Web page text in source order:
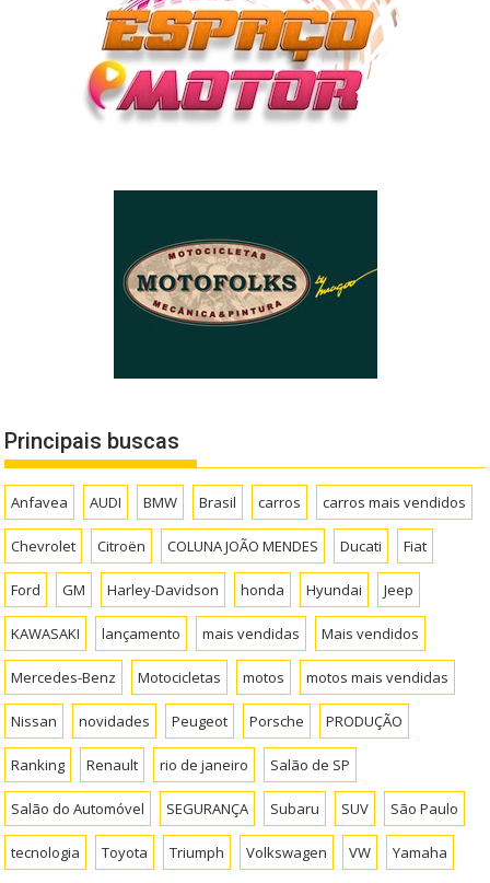
Principais buscas
Anfavea AUDI BMW Brasil carros carros mais vendidos
Chevrolet Citroën COLUNA JOÃO MENDES Ducati Fiat
Ford GM Harley-Davidson honda Hyundai Jeep
KAWASAKI lançamento mais vendidas Mais vendidos
Mercedes-Benz Motocicletas motos motos mais vendidas
Nissan novidades Peugeot Porsche PRODUÇÃO
Ranking Renault rio de janeiro Salão de SP
Salão do Automóvel SEGURANÇA Subaru SUV São Paulo
tecnologia Toyota Triumph Volkswagen VW Yamaha